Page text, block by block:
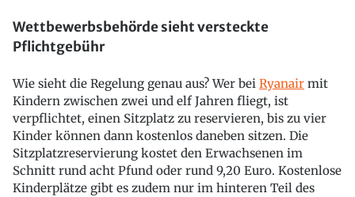
Wettbewerbsbehörde sieht versteckte
Pflichtgebühr
Wie sieht die Regelung genau aus? Wer bei Ryanair mit
Kindern zwischen zwei und elf Jahren fliegt, ist
verpflichtet, einen Sitzplatz zu reservieren, bis zu vier
Kinder können dann kostenlos daneben sitzen. Die
Sitzplatzreservierung kostet den Erwachsenen im
Schnitt rund acht Pfund oder rund 9,20 Euro. Kostenlose
Kinderplätze gibt es zudem nur im hinteren Teil des